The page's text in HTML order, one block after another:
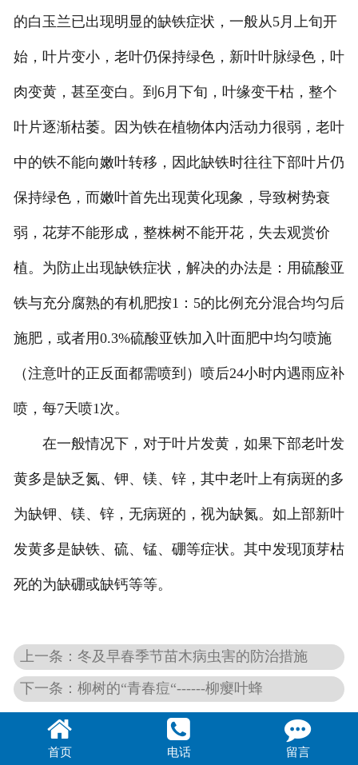
的白玉兰已出现明显的缺铁症状，一般从5月上旬开
始，叶片变小，老叶仍保持绿色，新叶叶脉绿色，叶
肉变黄，甚至变白。到 6月下旬，叶缘变干枯，整个
叶片逐渐枯萎。因为铁在植物体内活动力很弱，老叶
中的铁不能向嫩叶转移，因此缺铁时往往下部叶片仍
保持绿色，而嫩叶首先出现黄化现象，导致树势衰
弱，花芽不能形成，整株树不能开花，失去观赏价
植。为防止出现缺铁症状，解决的办法是：用硫酸亚
铁与充分腐熟的有机肥按1 ： 5的比例充分混合均匀后
施肥，或者用0.3%硫酸亚铁加入叶面肥中均匀喷施
（注意叶的正反面都需喷到）喷后24小时内遇雨应补
喷，每7天喷1次。
在一般情况下，对于叶片发黄，如果下部老叶发
黄多是缺乏氮、钾、镁、锌，其中老叶上有病斑的多
为缺钾、镁、锌，无病斑的，视为缺氮。如上部新叶
发黄多是缺铁、硫、锰、硼等症状。其中发现顶芽枯
死的为缺硼或缺钙等等。
上一条：冬及早春季节苗木病虫害的防治措施
下一条：柳树的“青春痘“------柳瘿叶蜂
首页 电话 留言